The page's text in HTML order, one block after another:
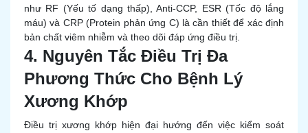
như RF (Yếu tố dạng thấp), Anti-CCP, ESR (Tốc độ lắng
máu) và CRP (Protein phản ứng C) là cần thiết để xác định
bản chất viêm nhiễm và theo dõi đáp ứng điều trị.
4. Nguyên Tắc Điều Trị Đa
Phương Thức Cho Bệnh Lý
Xương Khớp
Điều trị xương khớp hiện đại hướng đến việc kiểm soát